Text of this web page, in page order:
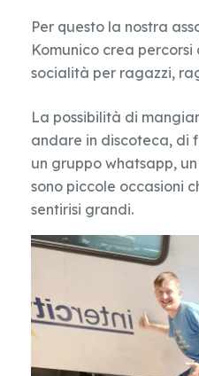
Per questo la nostra
Komunico crea
socialità per ragazzi,
La possibilità di
andare in discoteca, di
un gruppo whatsapp,
sono piccole occasioni
sentirisi grandi.